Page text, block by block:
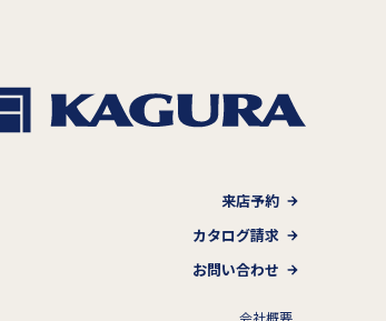
来店予約
カタログ請求
お問い合わせ